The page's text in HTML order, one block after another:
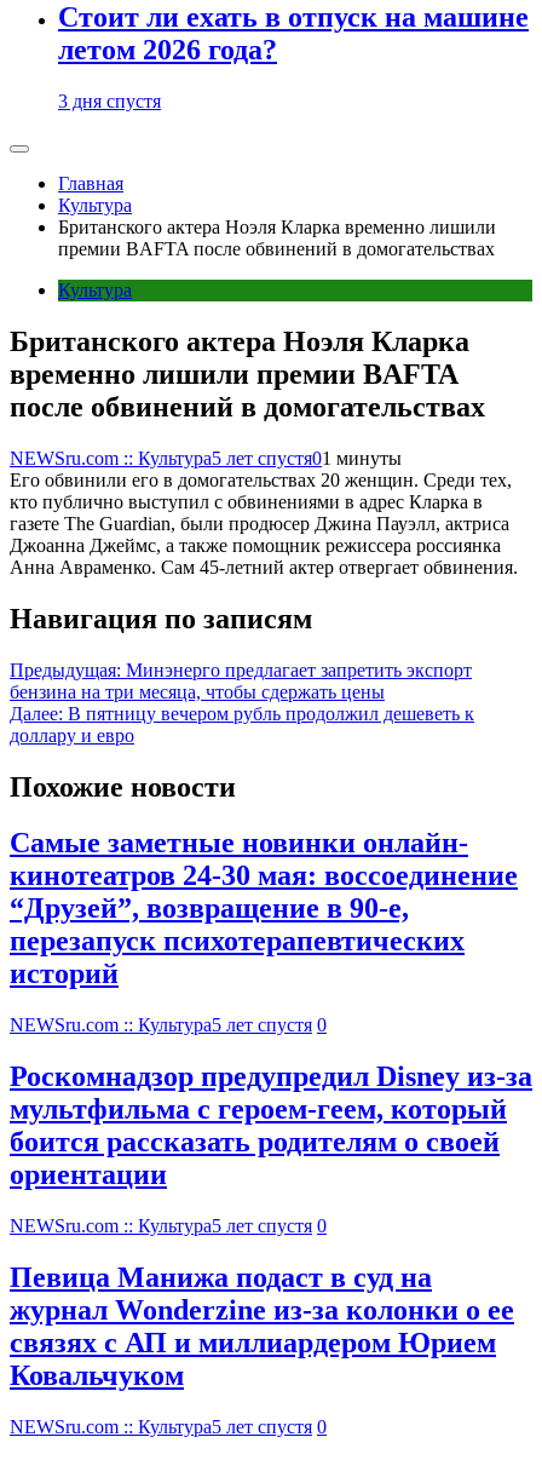
Стоит ли ехать в отпуск на машине
летом 2026 года?
3 дня спустя
Главная
Культура
Британского актера Ноэля Кларка временно лишили
премии BAFTA после обвинений в домогательствах
Культура
Британского актера Ноэля Кларка
временно лишили премии BAFTA
после обвинений в домогательствах
NEWSru.com :: Культура5 лет спустя01 минуты
Его обвинили его в домогательствах 20 женщин. Среди тех,
кто публично выступил с обвинениями в адрес Кларка в
газете The Guardian, были продюсер Джина Пауэлл, актриса
Джоанна Джеймс, а также помощник режиссера россиянка
Анна Авраменко. Сам 45-летний актер отвергает обвинения.
Навигация по записям
Предыдущая: Минэнерго предлагает запретить экспорт
бензина на три месяца, чтобы сдержать цены
Далее: В пятницу вечером рубль продолжил дешеветь к
доллару и евро
Похожие новости
Самые заметные новинки онлайн-
кинотеатров 24-30 мая: воссоединение
“Друзей”, возвращение в 90-е,
перезапуск психотерапевтических
историй
NEWSru.com :: Культура5 лет спустя 0
Роскомнадзор предупредил Disney из-за
мультфильма c героем-геем, который
боится рассказать родителям о своей
ориентации
NEWSru.com :: Культура5 лет спустя 0
Певица Манижа подаст в суд на
журнал Wonderzine из-за колонки о ее
связях с АП и миллиардером Юрием
Ковальчуком
NEWSru.com :: Культура5 лет спустя 0